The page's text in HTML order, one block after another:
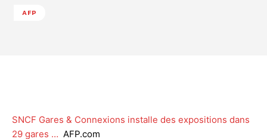
AFP
SNCF Gares & Connexions installe des expositions dans
29 gares … AFP.com